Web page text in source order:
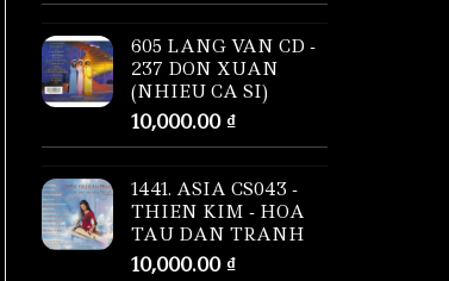
605 LANG VAN CD -
237 DON XUAN
(NHIEU CA SI)
10,000.00 ₫
1441. ASIA CS043 -
THIEN KIM - HOA
TAU DAN TRANH
10,000.00 ₫